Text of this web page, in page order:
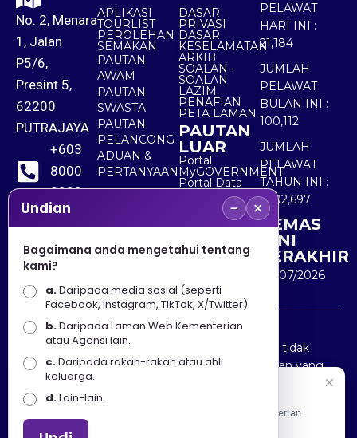
No. 2, Menara
1, Jalan
P5/6,
Presint 5,
62200
PUTRAJAYA
+603
8000
8000
+603
8891
7100
APLIKASI
TOURLIST
PEROLEHAN
SEMAKAN
PAUTAN
AWAM
PAUTAN
SWASTA
PAUTAN
PELANCONG
ADUAN &
PERTANYAAN
DASAR
PRIVASI
DASAR
KESELAMATAN
ARKIB
SOALAN -
SOALAN
LAZIM
PENAFIAN
PETA LAMAN
PAUTAN
LUAR
Portal
MyGOVERNMENT
Portal Data
Terbuka
Sektor Awam
PELAWAT
HARI INI :
21,184
JUMLAH
PELAWAT
BULAN INI :
100,112
JUMLAH
PELAWAT
TAHUN INI :
5,502,697
KEMAS
KINI
TERAKHIR
30/07/2026
Penafian : Kerajaan Malaysia dan Kementerian
Pelancongan Seni dan Budaya (MOTAC) adalah tidak
bertanggungjawab atas kehilangan atau kerugian yang
disebabkan oleh penggunaan mana-mana maklumat
yang diperolehi dari portal ini.
Undian − ×
Bagaimana anda mengetahui tentang
kami?
a.Daripada media sosial (seperti
Facebook, Instagram, TikTok, X/Twitter)
b.Daripada Laman Web Kementerian
atau Agensi lain.
c.Daripada rakan-rakan atau ahli
keluarga.
d.Lain-lain.
Apa Khabar! Selamat datang ke Portal Rasmi Kementerian
Pelancongan, Seni dan Budaya